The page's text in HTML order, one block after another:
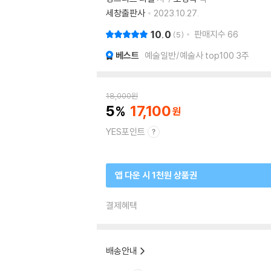
세창출판사
2023.10.27.
10.0 5 판매지수 66
베스트 예술일반/예술사 top100 3주
18,000원
5 17,100
YES포인트
앱 다운 시 1천원 상품권
결제혜택
배송안내